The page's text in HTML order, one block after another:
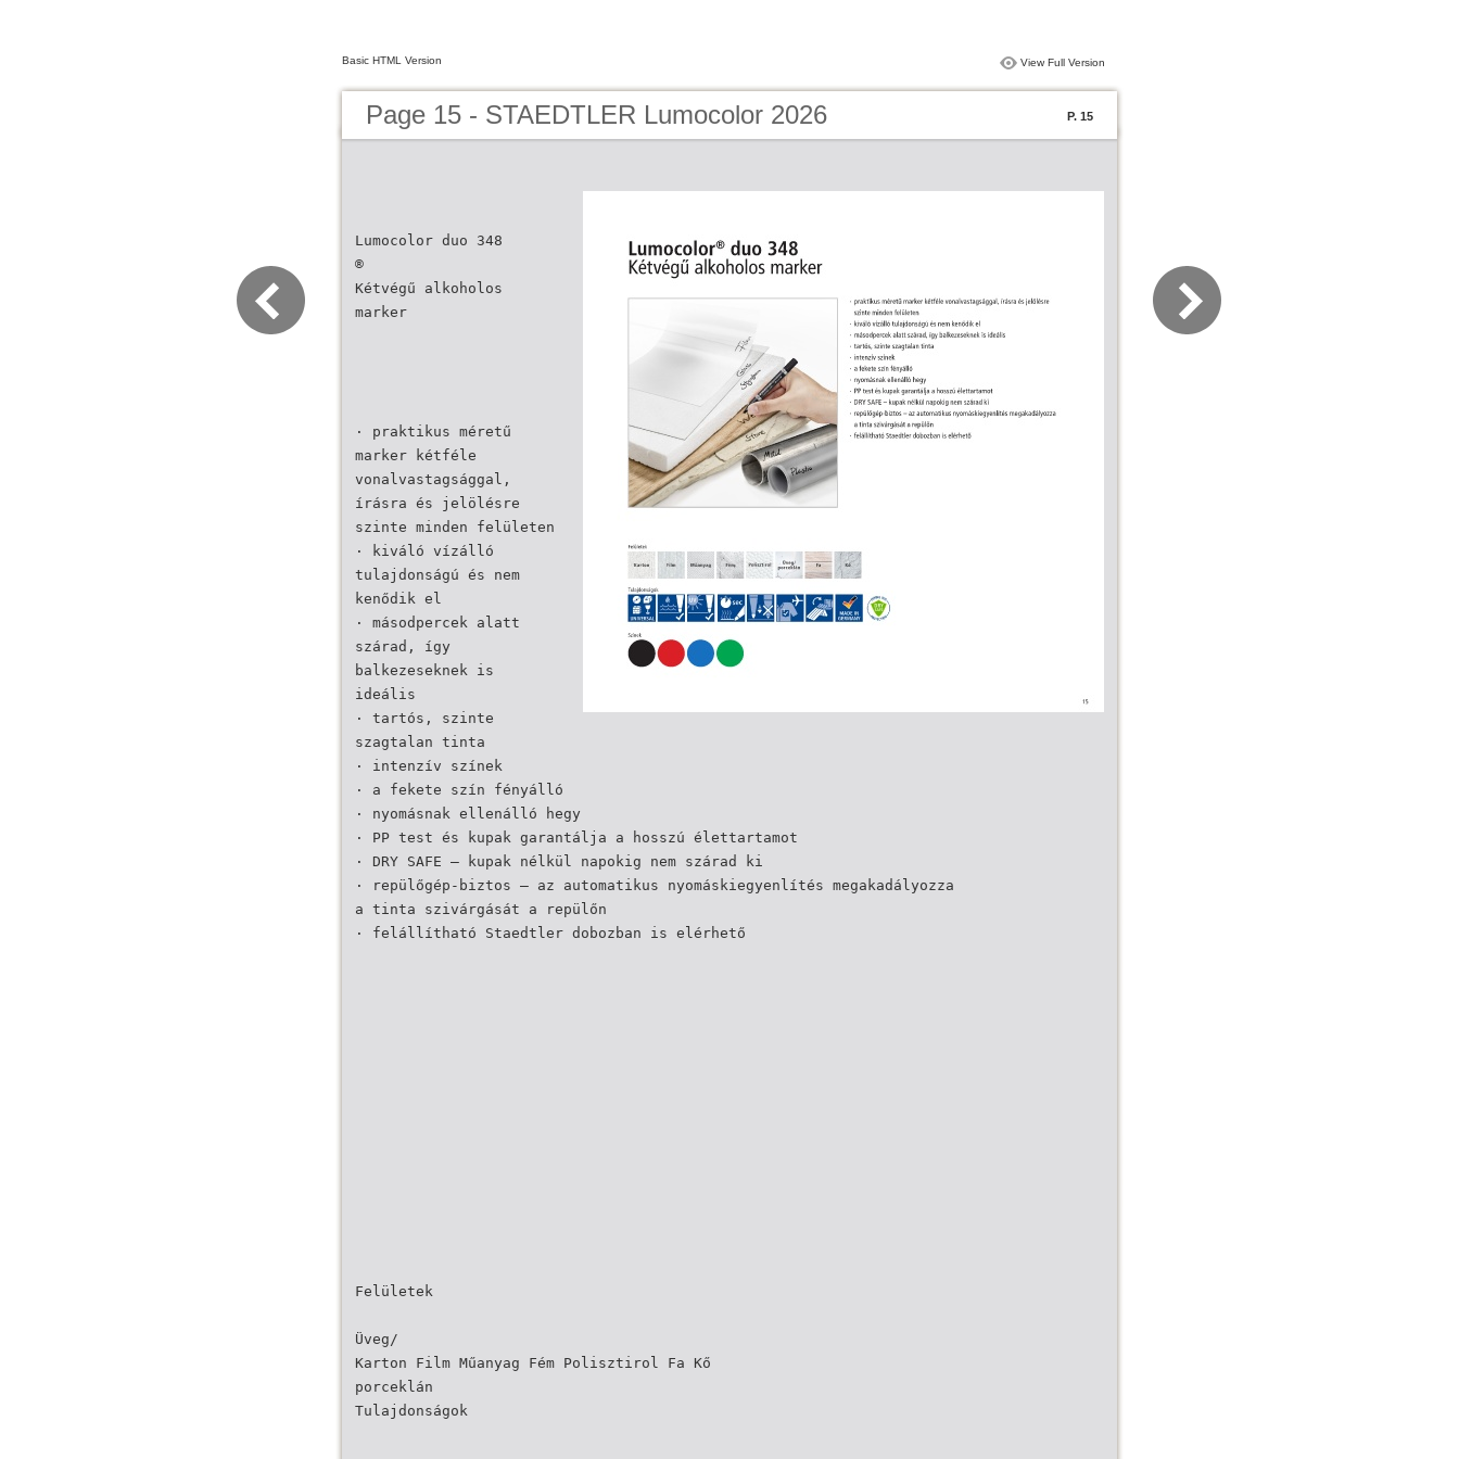
Basic HTML Version View Full Version
Page 15 - STAEDTLER Lumocolor 2026 P. 15
Lumocolor duo 348
®
Kétvégű alkoholos
marker
· praktikus méretű
marker kétféle
vonalvastagsággal,
írásra és jelölésre
szinte minden felületen
· kiváló vízálló
tulajdonságú és nem
kenődik el
· másodpercek alatt
szárad, így
balkezeseknek is
ideális
· tartós, szinte
szagtalan tinta
· intenzív színek
· a fekete szín fényálló
· nyomásnak ellenálló hegy
· PP test és kupak garantálja a hosszú élettartamot
· DRY SAFE – kupak nélkül napokig nem szárad ki
· repülőgép-biztos – az automatikus nyomáskiegyenlítés megakadályozza
a tinta szivárgását a repülőn
· felállítható Staedtler dobozban is elérhető
Felületek
Üveg/
Karton Film Műanyag Fém Polisztirol Fa Kő
porceklán
Tulajdonságok